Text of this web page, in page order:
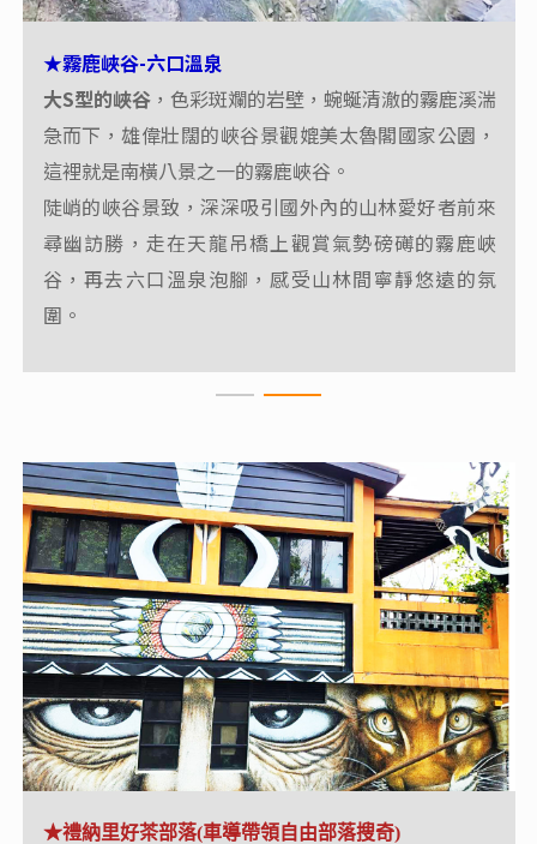
★霧鹿峽谷-六口溫泉
大S型的峽谷，色彩斑斕的岩壁，蜿蜒清澈的霧鹿溪湍
急而下，雄偉壯闊的峽谷景觀媲美太魯閣國家公園，
這裡就是南橫八景之一的霧鹿峽谷。
陡峭的峽谷景致，深深吸引國外內的山林愛好者前來
尋幽訪勝，走在天龍吊橋上觀賞氣勢磅礡的霧鹿峽
谷，再去六口溫泉泡腳，感受山林間寧靜悠遠的氛
圍。
★向陽森林遊樂區松景步道
海拔2312公尺的向陽，為攀登嘉明湖向陽山、三叉山
之登山口，也是向陽森林遊樂區所在。松景步道全長1
231公尺，沿線為二葉松林相，設有休憩涼亭。
★禮納里好茶部落(車導帶領自由部落搜奇)
★霧鹿砲台公園